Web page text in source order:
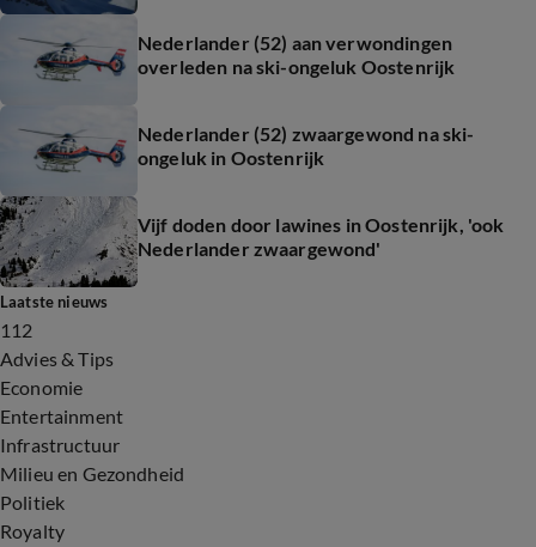
Nederlander (52) aan verwondingen
overleden na ski-ongeluk Oostenrijk
Nederlander (52) zwaargewond na ski-
ongeluk in Oostenrijk
Vijf doden door lawines in Oostenrijk, 'ook
Nederlander zwaargewond'
Laatste nieuws
112
Advies & Tips
Economie
Entertainment
Infrastructuur
Milieu en Gezondheid
Politiek
Royalty